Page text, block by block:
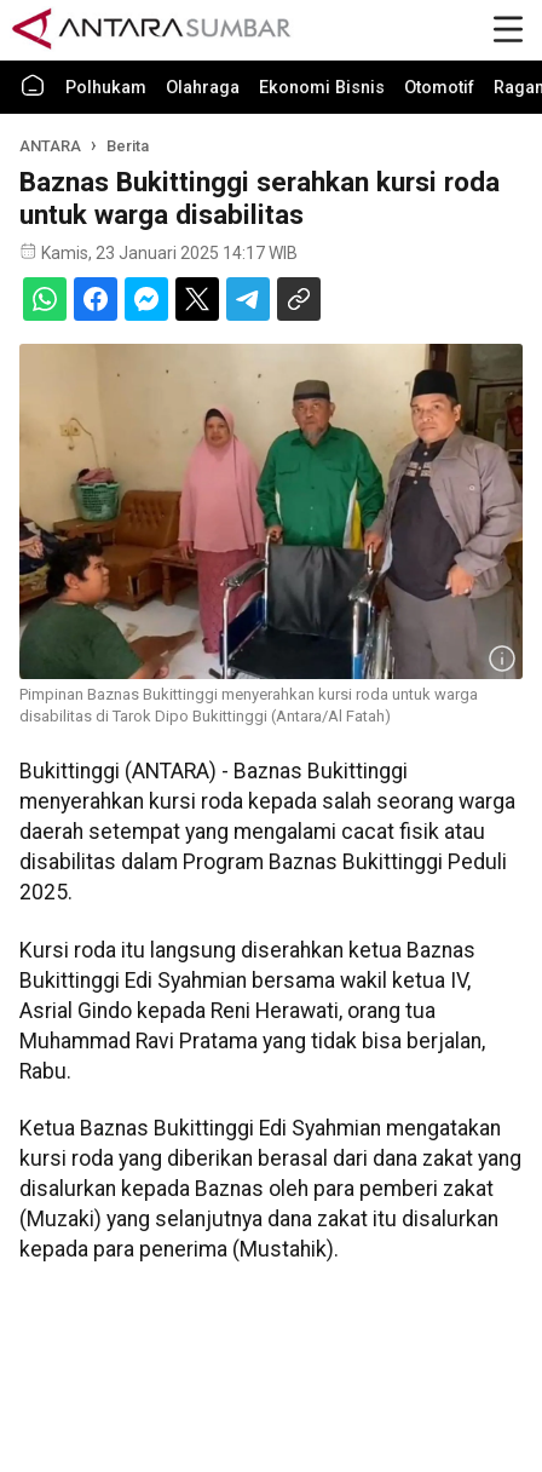
Polhukam Olahraga Ekonomi Bisnis Otomotif
ANTARA Berita
Baznas Bukittinggi serahkan kursi roda
untuk warga disabilitas
Kamis, 23 Januari 2025 14:17 WIB
Pimpinan Baznas Bukittinggi menyerahkan kursi roda untuk warga
disabilitas di Tarok Dipo Bukittinggi (Antara/Al Fatah)
Bukittinggi (ANTARA) - Baznas Bukittinggi
menyerahkan kursi roda kepada salah seorang warga
daerah setempat yang mengalami cacat fisik atau
disabilitas dalam Program Baznas Bukittinggi Peduli
2025.
Kursi roda itu langsung diserahkan ketua Baznas
Bukittinggi Edi Syahmian bersama wakil ketua IV,
Asrial Gindo kepada Reni Herawati, orang tua
Muhammad Ravi Pratama yang tidak bisa berjalan,
Rabu.
Ketua Baznas Bukittinggi Edi Syahmian mengatakan
kursi roda yang diberikan berasal dari dana zakat yang
disalurkan kepada Baznas oleh para pemberi zakat
(Muzaki) yang selanjutnya dana zakat itu disalurkan
kepada para penerima (Mustahik).